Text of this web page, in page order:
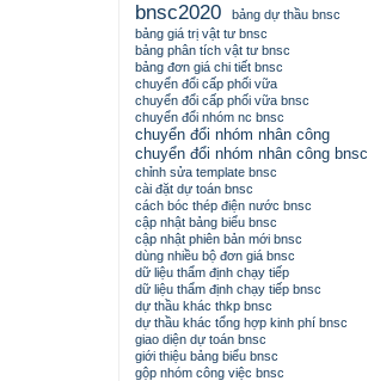
bnsc2020
bảng dự thầu bnsc
bảng giá trị vật tư bnsc
bảng phân tích vật tư bnsc
bảng đơn giá chi tiết bnsc
chuyển đổi cấp phối vữa
chuyển đổi cấp phối vữa bnsc
chuyển đổi nhóm nc bnsc
chuyển đổi nhóm nhân công
chuyển đổi nhóm nhân công bnsc
chỉnh sửa template bnsc
cài đặt dự toán bnsc
cách bóc thép điện nước bnsc
cập nhật bảng biểu bnsc
cập nhật phiên bản mới bnsc
dùng nhiều bộ đơn giá bnsc
dữ liệu thẩm định chạy tiếp
dữ liệu thẩm định chạy tiếp bnsc
dự thầu khác thkp bnsc
dự thầu khác tổng hợp kinh phí bnsc
giao diện dự toán bnsc
giới thiệu bảng biểu bnsc
gộp nhóm công việc bnsc